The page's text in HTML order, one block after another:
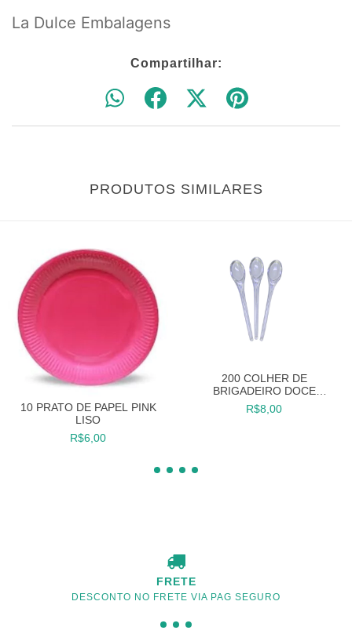
La Dulce Embalagens
Compartilhar:
PRODUTOS SIMILARES
10 PRATO DE PAPEL PINK
LISO
R$6,00
200 COLHER DE
BRIGADEIRO DOCE
DOCINHOS COLHERZINHA
FESTA
R$8,00
FRETE
DESCONTO NO FRETE VIA PAG SEGURO